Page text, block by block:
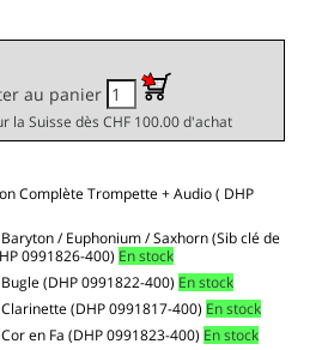
au panier
la Suisse dès CHF 100.00 d'achat
Complète Trompette + Audio ( DHP
/ Euphonium / Saxhorn (Sib clé de
0991826-400) En stock
(DHP 0991822-400) En stock
(DHP 0991817-400) En stock
en Fa (DHP 0991823-400) En stock